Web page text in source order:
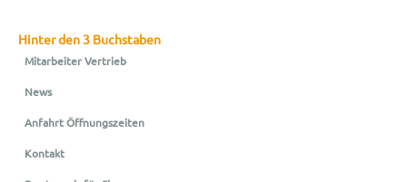
Hinter den 3 Buchstaben
Mitarbeiter Vertrieb
News
Anfahrt Öffnungszeiten
Kontakt